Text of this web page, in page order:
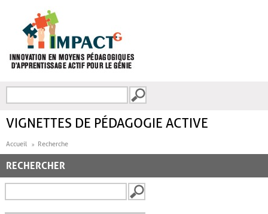
FORMULAIRE DE
VIGNETTES DE PÉDAGOGIE ACTIVE
Accueil Recherche
RECHERCHER